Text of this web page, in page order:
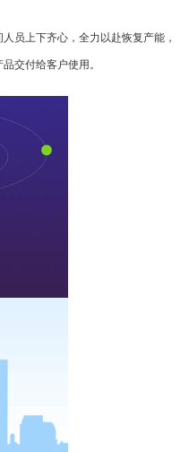
员上下齐心，全力以赴恢复产能，
交付给客户使用。